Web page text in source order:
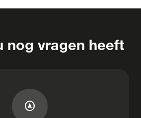
nog vragen heeft
assistant_navigation